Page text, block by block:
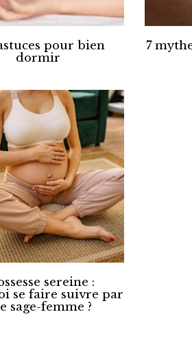
pour bien
dormir
7
sereine :
se faire suivre par
sage-femme ?